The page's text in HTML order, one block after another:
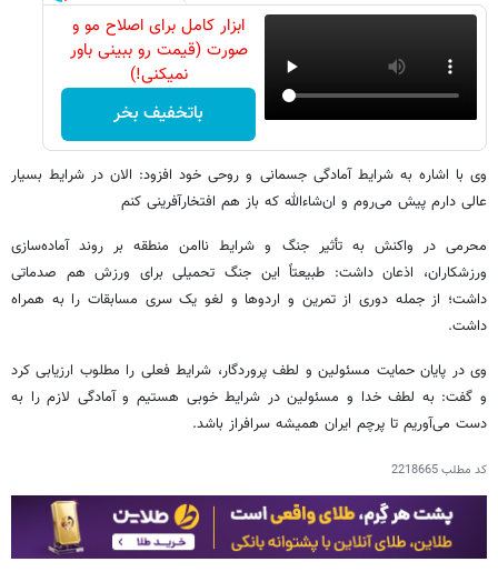
ابزار کامل برای اصلاح مو و
صورت (قیمت رو ببینی باور
نمیکنی!)
باتخفیف بخر
وی با اشاره به شرایط آمادگی جسمانی و روحی خود افزود: الان در شرایط بسیار
عالی دارم پیش می‌روم و ان‌شاءالله که باز هم افتخارآفرینی کنم
محرمی در واکنش به تأثیر جنگ و شرایط ناامن منطقه بر روند آماده‌سازی
ورزشکاران، اذعان داشت: طبیعتاً این جنگ تحمیلی برای ورزش هم صدماتی
داشت؛ از جمله دوری از تمرین و اردوها و لغو یک سری مسابقات را به همراه
داشت.
وی در ‌پایان حمایت مسئولین و لطف پروردگار، شرایط فعلی را مطلوب ارزیابی کرد
و گفت: به لطف خدا و مسئولین در شرایط خوبی هستیم و آمادگی لازم را به
دست می‌آوریم تا پرچم ایران همیشه سرافراز باشد.
کد مطلب2218665